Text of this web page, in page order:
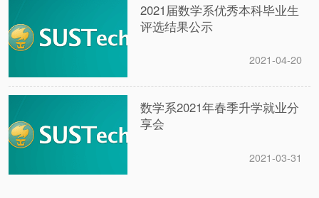
2021届数学系优秀本科毕业生
评选结果公示
2021-04-20
数学系2021年春季升学就业分
享会
2021-03-31